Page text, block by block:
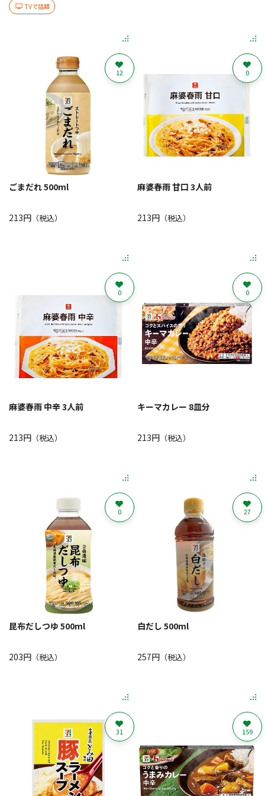
TVで話題
ごまだれ 500ml
213円 （税込）
12
麻婆春雨 甘口 3人前
213円（税込）
0
麻婆春雨 中辛 3人前
213円 （税込）
0
キーマカレー 8皿分
213円（税込）
0
昆布だしつゆ 500ml
203円 （税込）
0
白だし 500ml
257円（税込）
27
31 159